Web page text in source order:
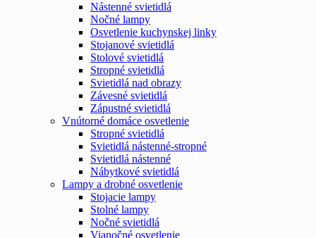
Nástenné svietidlá
Nočné lampy
Osvetlenie kuchynskej linky
Stojanové svietidlá
Stolové svietidlá
Stropné svietidlá
Svietidlá nad obrazy
Závesné svietidlá
Zápustné svietidlá
Vnútorné domáce osvetlenie
Stropné svietidlá
Svietidlá nástenné-stropné
Svietidlá nástenné
Nábytkové svietidlá
Lampy a drobné osvetlenie
Stojacie lampy
Stolné lampy
Nočné svietidlá
Vianočné osvetlenie